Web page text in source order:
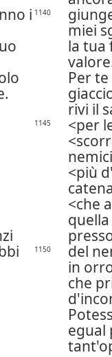
i 1140
miei
la tua
Per
rivi il
1145
per
più
che
1150
del
in
che
egual